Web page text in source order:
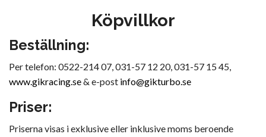
Köpvillkor
Beställning:
Per telefon: 0522-214 07, 031-57 12 20, 031-57 15 45,
www.gikracing.se& e-post info@gikturbo.se
Priser:
Priserna visas i exklusive eller inklusive moms beroende